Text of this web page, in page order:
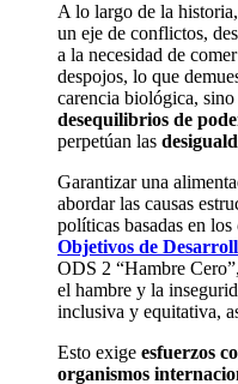
A lo largo de la
un eje de conflictos,
a la necesidad de
despojos, lo que
carencia biológica,
desequilibrios de
perpetúan las
Garantizar una
abordar las causas
políticas basadas en los
Objetivos de
ODS 2 “Hambre
el hambre y la
inclusiva y equitativa,
Esto exige esfuerzos
organismos